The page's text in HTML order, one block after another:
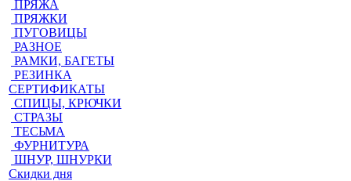
ПРЯЖА
ПРЯЖКИ
ПУГОВИЦЫ
РАЗНОЕ
РАМКИ, БАГЕТЫ
РЕЗИНКА
СЕРТИФИКАТЫ
СПИЦЫ, КРЮЧКИ
СТРАЗЫ
ТЕСЬМА
ФУРНИТУРА
ШНУР, ШНУРКИ
Скидки дня